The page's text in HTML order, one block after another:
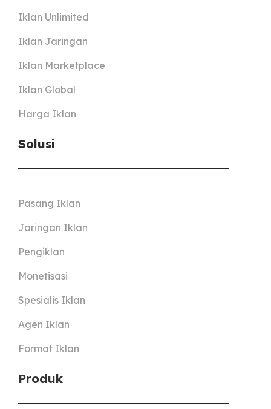
Iklan Unlimited
Iklan Jaringan
Iklan Marketplace
Iklan Global
Harga Iklan
Solusi
Pasang Iklan
Jaringan Iklan
Pengiklan
Monetisasi
Spesialis Iklan
Agen Iklan
Format Iklan
Produk